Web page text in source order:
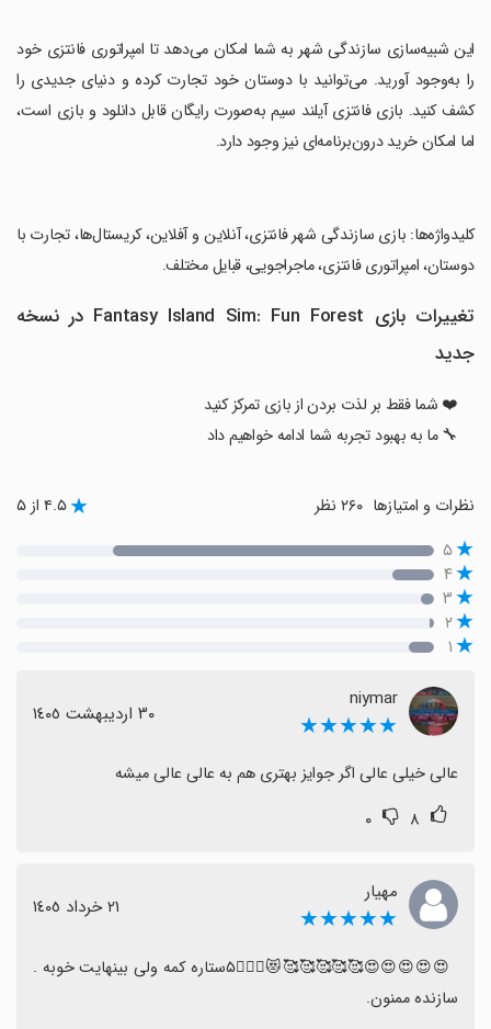
‏این شبیه‌سازی سازندگی شهر به شما امکان می‌دهد تا امپراتوری فانتزی خود
را به‌وجود آورید. می‌توانید با دوستان خود تجارت کرده و دنیای جدیدی را
کشف کنید. بازی فانتزی آیلند سیم به‌صورت رایگان قابل دانلود و بازی است،
اما امکان خرید درون‌برنامه‌ای نیز وجود دارد.
‏کلیدواژه‌ها: بازی سازندگی شهر فانتزی، آنلاین و آفلاین، کریستال‌ها، تجارت با
دوستان، امپراتوری فانتزی، ماجراجویی، قبایل مختلف.
تغییرات بازی Fantasy Island Sim: Fun Forest در نسخه
جدید
❤️ شما فقط بر لذت بردن از بازی تمرکز کنید
🔧 ما به بهبود تجربه شما ادامه خواهیم داد
نظرات و امتیازها ۴.۵ از ۵
۵
۴
۳
۲
۱
niymar
★★★★★ ٣٠ اردیبهشت ١٤٠٥
عالی خیلی عالی اگر جوایز بهتری هم به عالی عالی میشه
۸ ۰
مهیار
★★★★★ ٢١ خرداد ١٤٠٥
سازنده ممنون.